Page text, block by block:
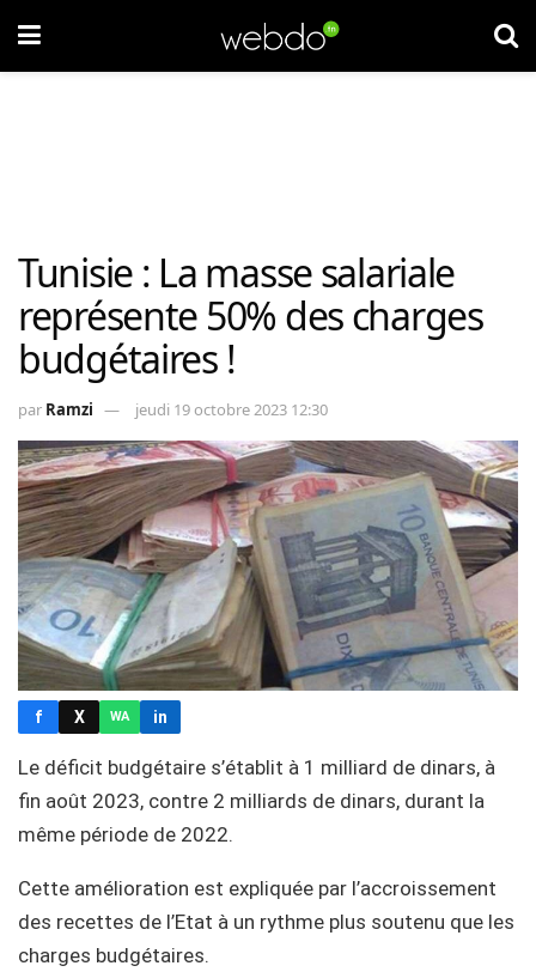
Tunisie : La masse salariale
représente 50% des charges
budgétaires !
par Ramzi jeudi 19 octobre 2023 12:30
f X WA in
Le déficit budgétaire s’établit à 1 milliard de dinars, à
fin août 2023, contre 2 milliards de dinars, durant la
même période de 2022.
Cette amélioration est expliquée par l’accroissement
des recettes de l’Etat à un rythme plus soutenu que les
charges budgétaires.